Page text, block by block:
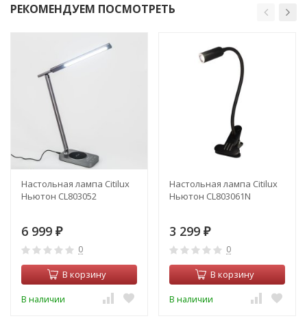
РЕКОМЕНДУЕМ ПОСМОТРЕТЬ
Настольная лампа Citilux
Ньютон CL803052
6 999 ₽
0
В корзину
В наличии
Настольная лампа Citilux
Ньютон CL803061N
3 299 ₽
0
В корзину
В наличии